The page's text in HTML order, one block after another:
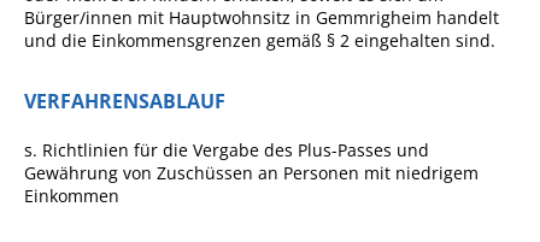
Zahlen & Fakten
Angebote für Geflüchtete
RATHAUS
Bürger/innen mit Hauptwohnsitz in Gemmrigheim handelt
und die Einkommensgrenzen gemäß § 2 eingehalten sind.
VERFAHRENSABLAUF
s. Richtlinien für die Vergabe des Plus-Passes und
Gewährung von Zuschüssen an Personen mit niedrigem
Einkommen